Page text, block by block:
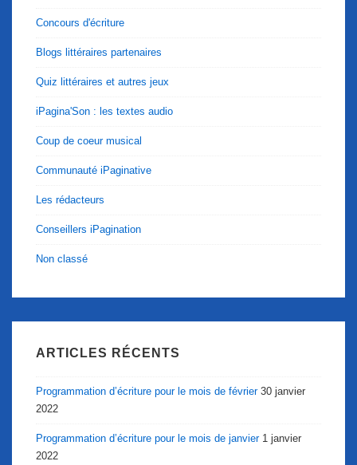
Concours d'écriture
Blogs littéraires partenaires
Quiz littéraires et autres jeux
iPagina'Son : les textes audio
Coup de coeur musical
Communauté iPaginative
Les rédacteurs
Conseillers iPagination
Non classé
ARTICLES RÉCENTS
Programmation d’écriture pour le mois de février 30 janvier
2022
Programmation d’écriture pour le mois de janvier 1 janvier
2022